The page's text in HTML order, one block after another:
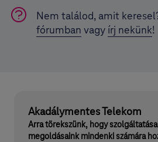
Nem találod, amit
fórumban vagy írj nekünk!
Akadálymentes Telekom
Arra törekszünk, hogy
megoldásaink mindenki számára